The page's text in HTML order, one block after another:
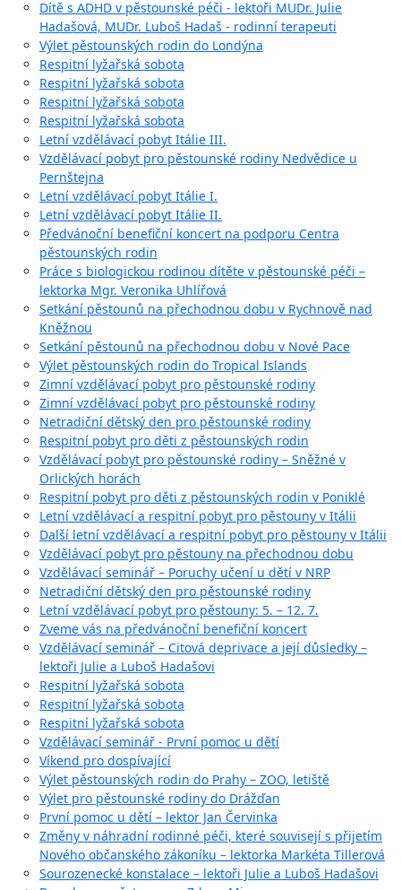
Dítě s ADHD v pěstounské péči - lektoři MUDr. Julie
Hadašová, MUDr. Luboš Hadaš - rodinní terapeuti
Výlet pěstounských rodin do Londýna
Respitní lyžařská sobota
Respitní lyžařská sobota
Respitní lyžařská sobota
Respitní lyžařská sobota
Letní vzdělávací pobyt Itálie III.
Vzdělávací pobyt pro pěstounské rodiny Nedvědice u
Pernštejna
Letní vzdělávací pobyt Itálie I.
Letní vzdělávací pobyt Itálie II.
Předvánoční benefiční koncert na podporu Centra
pěstounských rodin
Práce s biologickou rodinou dítěte v pěstounské péči –
lektorka Mgr. Veronika Uhlířová
Setkání pěstounů na přechodnou dobu v Rychnově nad
Kněžnou
Setkání pěstounů na přechodnou dobu v Nové Pace
Výlet pěstounských rodin do Tropical Islands
Zimní vzdělávací pobyt pro pěstounské rodiny
Zimní vzdělávací pobyt pro pěstounské rodiny
Netradiční dětský den pro pěstounské rodiny
Respitní pobyt pro děti z pěstounských rodin
Vzdělávací pobyt pro pěstounské rodiny – Sněžné v
Orlických horách
Respitní pobyt pro děti z pěstounských rodin v Poniklé
Letní vzdělávací a respitní pobyt pro pěstouny v Itálii
Další letní vzdělávací a respitní pobyt pro pěstouny v Itálii
Vzdělávací pobyt pro pěstouny na přechodnou dobu
Vzdělávací seminář – Poruchy učení u dětí v NRP
Netradiční dětský den pro pěstounské rodiny
Letní vzdělávací pobyt pro pěstouny: 5. – 12. 7.
Zveme vás na předvánoční benefiční koncert
Vzdělávací seminář – Citová deprivace a její důsledky –
lektoři Julie a Luboš Hadašovi
Respitní lyžařská sobota
Respitní lyžařská sobota
Respitní lyžařská sobota
Vzdělávací seminář - První pomoc u dětí
Víkend pro dospívající
Výlet pěstounských rodin do Prahy – ZOO, letiště
Výlet pro pěstounské rodiny do Drážďan
První pomoc u dětí – lektor Jan Červinka
Změny v náhradní rodinné péči, které souvisejí s přijetím
Nového občanského zákoníku – lektorka Markéta Tillerová
Sourozenecké konstalace – lektoři Julie a Luboš Hadašovi